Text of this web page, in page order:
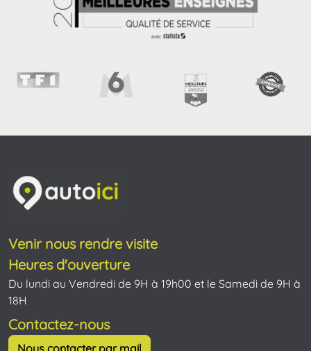
Venir nous rendre visite
Heures d'ouverture
Du lundi au Vendredi de 9H à 19h00 et le Samedi de 9H à
18H
Contactez-nous